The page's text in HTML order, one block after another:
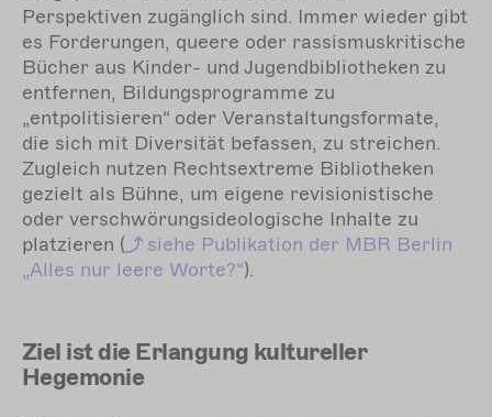
Perspektiven zugänglich sind. Immer wieder gibt
es Forderungen, queere oder rassismuskritische
Bücher aus Kinder- und Jugendbibliotheken zu
entfernen, Bildungsprogramme zu
„entpolitisieren“ oder Veranstaltungsformate,
die sich mit Diversität befassen, zu streichen.
Zugleich nutzen Rechtsextreme Bibliotheken
gezielt als Bühne, um eigene revisionistische
oder verschwörungsideologische Inhalte zu
platzieren (
siehe Publikation der MBR Berlin
„Alles nur leere Worte?“).
Ziel ist die Erlangung kultureller
Hegemonie